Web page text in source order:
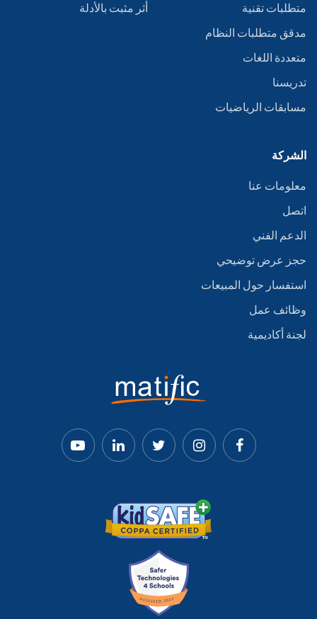
متطلبات تقنية
مدقق متطلبات النظام
متعددة اللغات
تدريسنا
مسابقات الرياضيات
أثر مثبت بالأدلة
الشركة
معلومات عنا
اتصل
الدعم الفني
حجز عرض توضيحي
استفسار حول المبيعات
وظائف عمل
لجنة أكاديمية